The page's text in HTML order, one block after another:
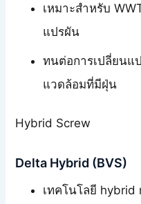
เหมาะสำหรับ
แปรผัน
ทนต่อการเปลี่ยนแ
แวดล้อมที่มีฝุ่น
Hybrid Screw
Delta Hybrid (BVS)
เทคโนโลยี hybrid